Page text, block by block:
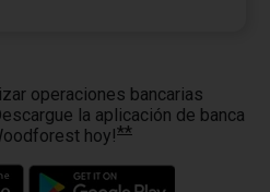
operaciones bancarias
la aplicación de banca
hoy!**